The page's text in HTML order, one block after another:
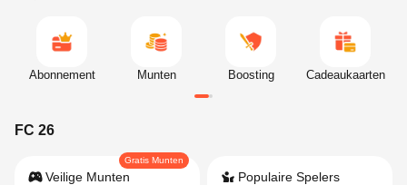
Abonnement Munten Boosting Cadeaukaarten
FC 26
Gratis Munten
Veilige Munten Populaire Spelers